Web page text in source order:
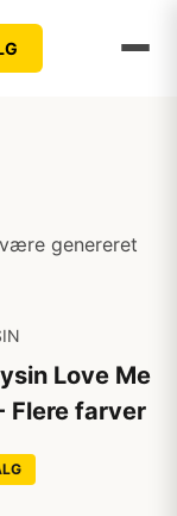
genereret
Love Me
Flere farver